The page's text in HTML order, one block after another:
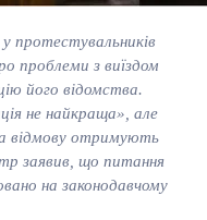
протестувальників
проблеми з виїздом
його відомства.
не найкраща», але
відмову отримують
заявив, що питання
на законодавчому